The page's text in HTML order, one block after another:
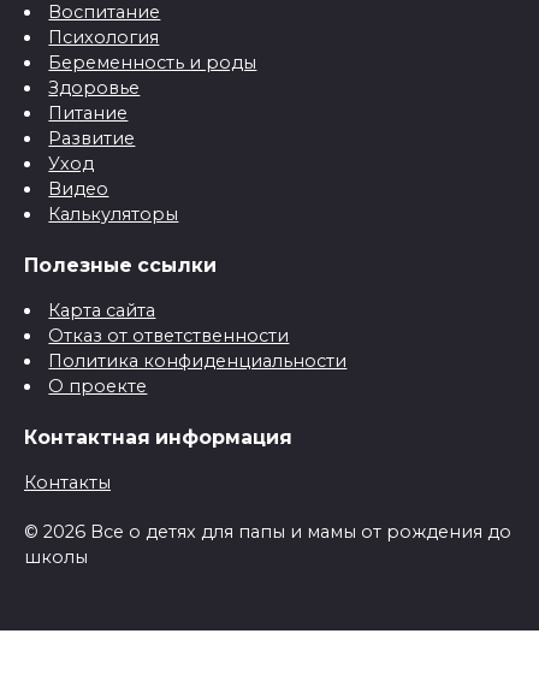
Воспитание
Психология
Беременность и роды
Здоровье
Питание
Развитие
Уход
Видео
Калькуляторы
Полезные ссылки
Карта сайта
Отказ от ответственности
Политика конфиденциальности
О проекте
Контактная информация
Контакты
© 2026 Все о детях для папы и мамы от рождения до
школы